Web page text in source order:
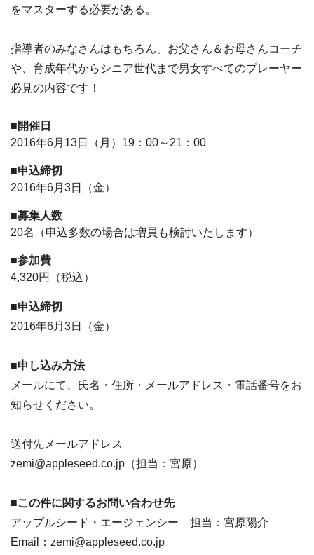
をマスターする必要がある。
指導者のみなさんはもちろん、お父さん＆お母さんコーチ
や、育成年代からシニア世代まで男女すべてのプレーヤー
必見の内容です！
■開催日
2016年6月13日（月）19：00～21：00
■申込締切
2016年6月3日（金）
■募集人数
20名（申込多数の場合は増員も検討いたします）
■参加費
4,320円（税込）
■申込締切
2016年6月3日（金）
■申し込み方法
メールにて、氏名・住所・メールアドレス・電話番号をお
知らせください。
送付先メールアドレス
zemi@appleseed.co.jp（担当：宮原）
■この件に関するお問い合わせ先
アップルシード・エージェンシー 担当：宮原陽介
Email：zemi@appleseed.co.jp